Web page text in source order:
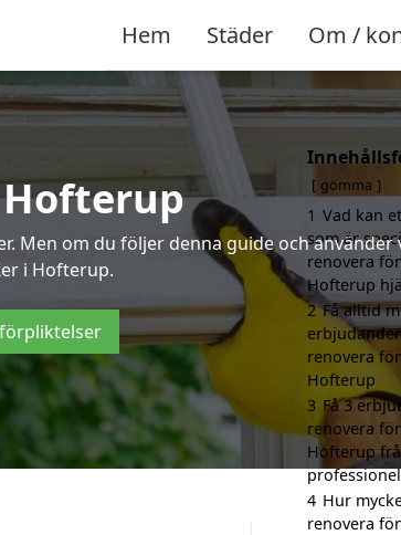
Hem Städer Om /
Men om du följer denna guide och
i Hofterup.
gömma
1 Vad kan
som är
renovera
Hofterup
2 Få alltid
renovera
Hofterup
3 Få 3
renovera
Hofterup
4 Hur
renovera